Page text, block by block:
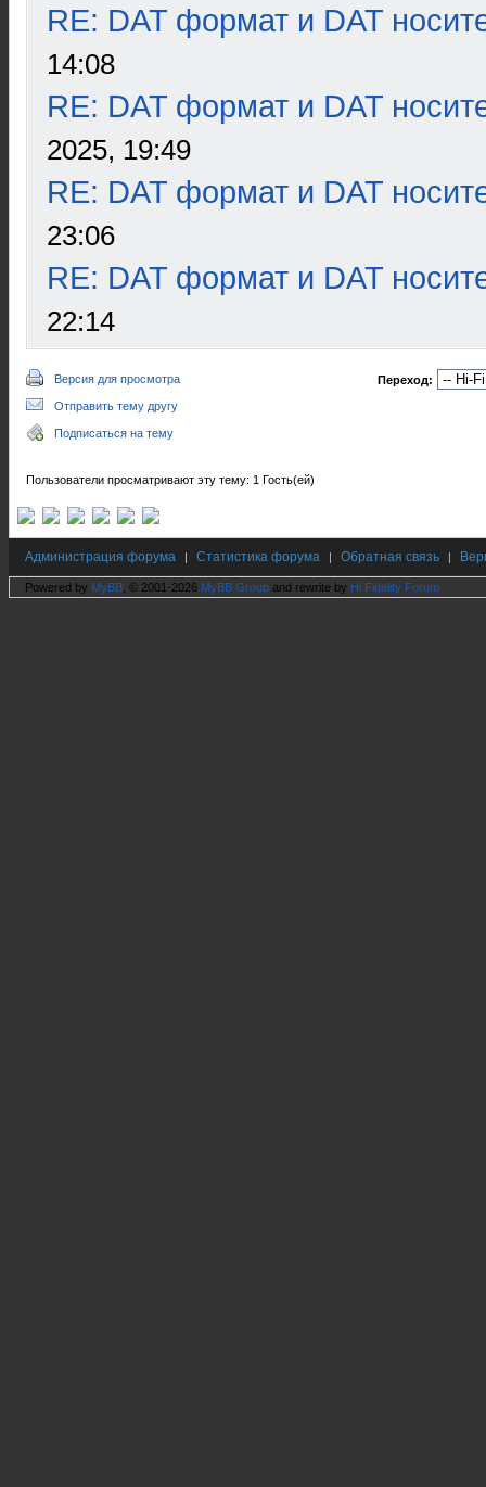
RE: DAT формат и DAT
14:08
RE: DAT формат и DAT
2025, 19:49
RE: DAT формат и DAT
23:06
RE: DAT формат и DAT
22:14
Версия для просмотра
Отправить тему другу
Подписаться на тему
Переход:
Пользователи просматривают эту тему: 1 Гость(ей)
Администрация форума | Статистика форума | Обратная связь |
Powered by MyBB , © 2001-2026 MyBB Group and rewrite by Hi Fidelity Forum